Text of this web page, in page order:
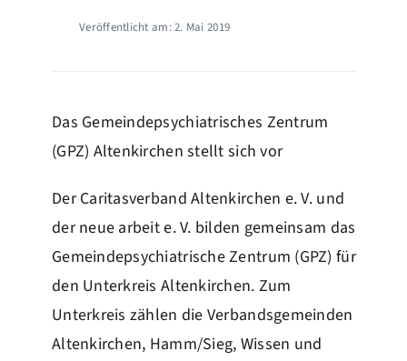
Veröffentlicht am: 2. Mai 2019
Das Gemeindepsychiatrisches Zentrum
(GPZ) Altenkirchen stellt sich vor
Der Caritasverband Altenkirchen e. V. und
der neue arbeit e. V. bilden gemeinsam das
Gemeindepsychiatrische Zentrum (GPZ) für
den Unterkreis Altenkirchen. Zum
Unterkreis zählen die Verbandsgemeinden
Altenkirchen, Hamm/Sieg, Wissen und